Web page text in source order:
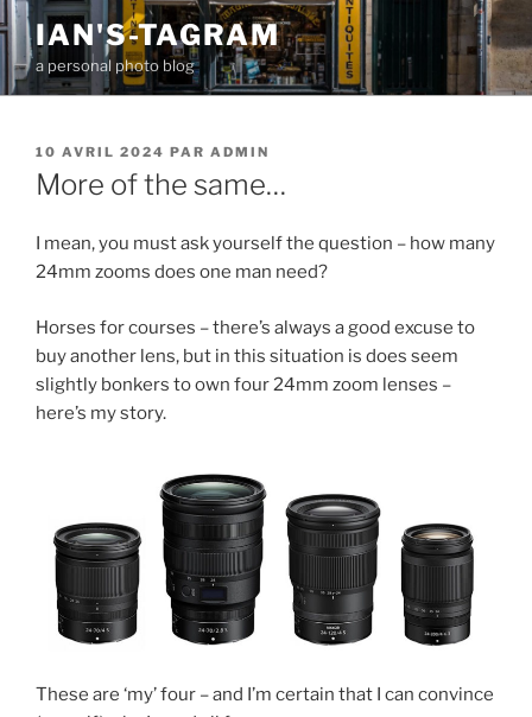
Aller
au
contenu
principal
IAN'S-TAGRAM
a personal photo blog
PUBLIÉ
LE
10 AVRIL 2024 PAR ADMIN
More of the same…
I mean, you must ask yourself the question – how many
24mm zooms does one man need?
Horses for courses – there’s always a good excuse to
buy another lens, but in this situation is does seem
slightly bonkers to own four 24mm zoom lenses –
here’s my story.
These are ‘my’ four – and I’m certain that I can convince